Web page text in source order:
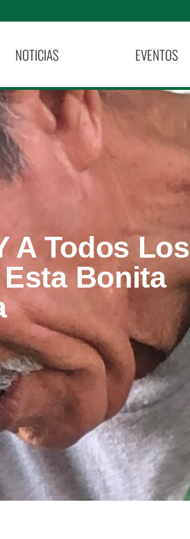
NOTICIAS EVENTOS
A Todos Los
Esta Bonita